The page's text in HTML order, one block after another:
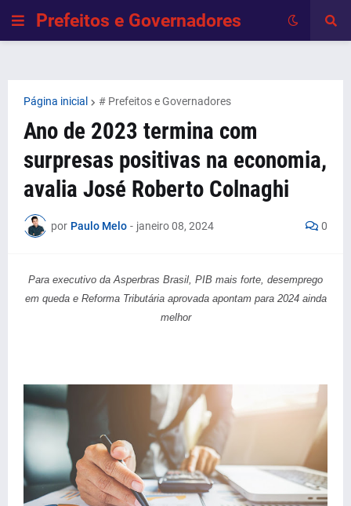
Prefeitos e Governadores
Página inicial # Prefeitos e Governadores
Ano de 2023 termina com
surpresas positivas na economia,
avalia José Roberto Colnaghi
por Paulo Melo - janeiro 08, 2024 0
Para executivo da Asperbras Brasil, PIB mais forte, desemprego
em queda e Reforma Tributária aprovada apontam para 2024 ainda
melhor